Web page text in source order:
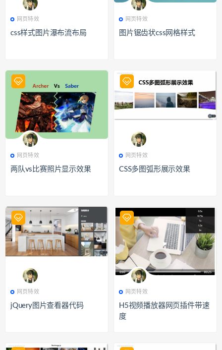
628
网页特效
css样式图片瀑布流布局
645
网页特效
图片锯齿状css网格样式
605
网页特效
两队vs比赛照片显示效果
728
网页特效
CSS多图弧形展示效果
588
网页特效
jQuery图片查看器代码
663
网页特效
H5视频播放器网页插件带速
度